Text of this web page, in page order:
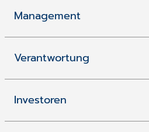
Management
Verantwortung
Investoren